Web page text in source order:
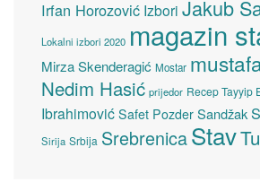
Irfan Horozović Izbori Jakub
Lokalni izbori 2020 magazin
Mirza Skenderagić Mostar
Nedim Hasić prijedor Recep Tayyip
Ibrahimović Safet Pozder Sandžak
Sirija Srbija SrebrenicaStav